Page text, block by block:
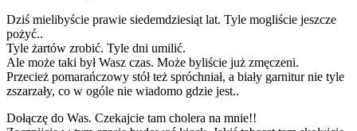
Dziś mielibyście prawie siedemdziesiąt lat. Tyle mogliście jeszcze
pożyć..
Tyle żartów zrobić. Tyle dni umilić.
Ale może taki był Wasz czas. Może byliście już zmęczeni.
Przecież pomarańczowy stół też spróchniał, a biały garnitur nie tyle
zszarzały, co w ogóle nie wiadomo gdzie jest..
Dołączę do Was. Czekajcie tam cholera na mnie!!